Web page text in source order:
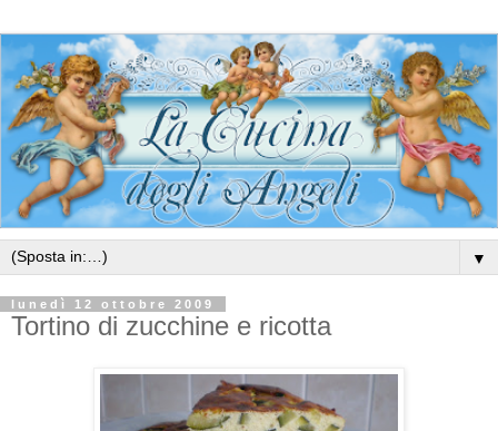
▼
lunedì 12 ottobre 2009
Tortino di zucchine e ricotta